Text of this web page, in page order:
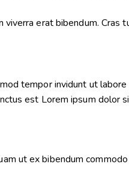
erat bibendum.
tempor invidunt ut
est Lorem ipsum dolor
ut ex bibendum